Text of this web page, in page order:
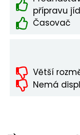
přípravu
Časovač
Větší
Nemá